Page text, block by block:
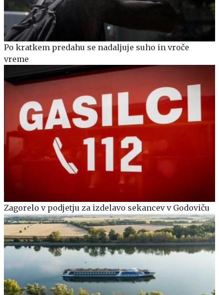
Po kratkem predahu se nadaljuje suho in vroče
vreme
Zagorelo v podjetju za izdelavo sekancev v Godoviču